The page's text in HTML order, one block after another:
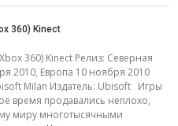
360) Kinect
360) Kinect Релиз: Северная
2010, Европа 10 ноября 2010
Milan Издатель: Ubisoft Игры
время продавались неплохо,
миру многотысячными